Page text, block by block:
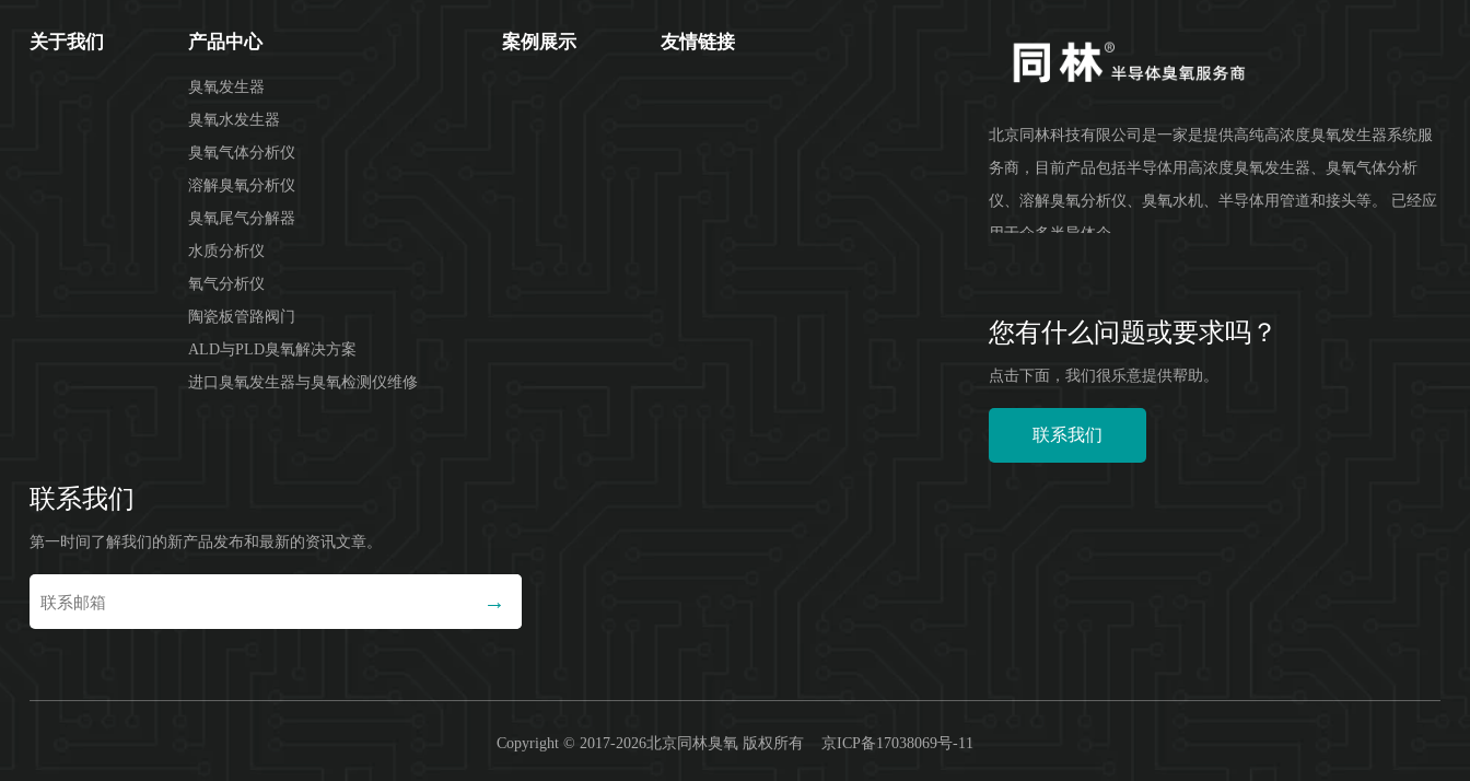
关于我们 产品中心
臭氧发生器
臭氧水发生器
臭氧气体分析仪
溶解臭氧分析仪
臭氧尾气分解器
水质分析仪
氧气分析仪
陶瓷板管路阀门
ALD与PLD臭氧解决方案
进口臭氧发生器与臭氧检测仪维修
案例展示 友情链接
联系我们
第一时间了解我们的新产品发布和最新的资讯文章。
北京同林科技有限公司是一家是提供高纯高浓度臭氧发生器系统服
务商，目前产品包括半导体用高浓度臭氧发生器、臭氧气体分析
仪、溶解臭氧分析仪、臭氧水机、半导体用管道和接头等。 已经应
用于众多半导体企...
您有什么问题或要求吗？
点击下面，我们很乐意提供帮助。
联系我们
Copyright © 2017-2026北京同林臭氧 版权所有 京ICP备17038069号-11